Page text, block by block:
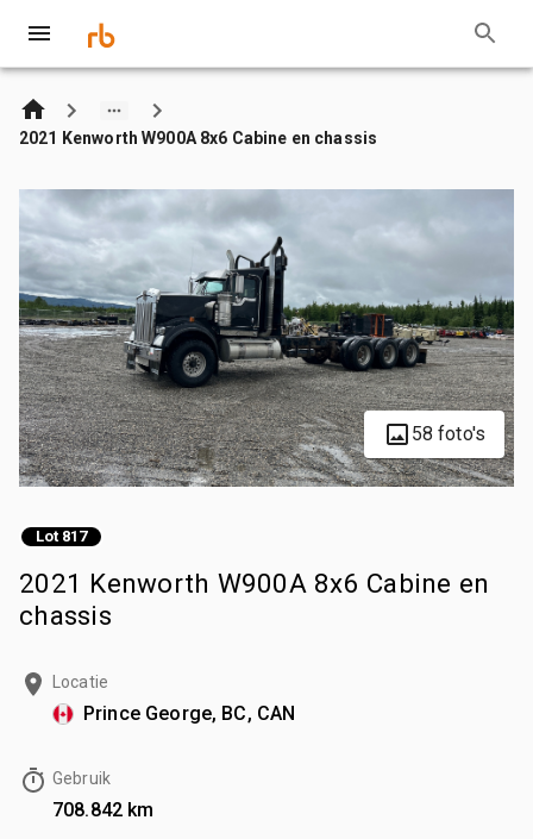
2021 Kenworth W900A 8x6 Cabine en chassis
58 foto's
Lot 817
2021 Kenworth W900A 8x6 Cabine en
chassis
Locatie
Prince George, BC, CAN
Gebruik
708.842 km